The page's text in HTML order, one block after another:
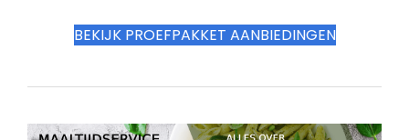
BEKIJK PROEFPAKKET AANBIEDINGEN